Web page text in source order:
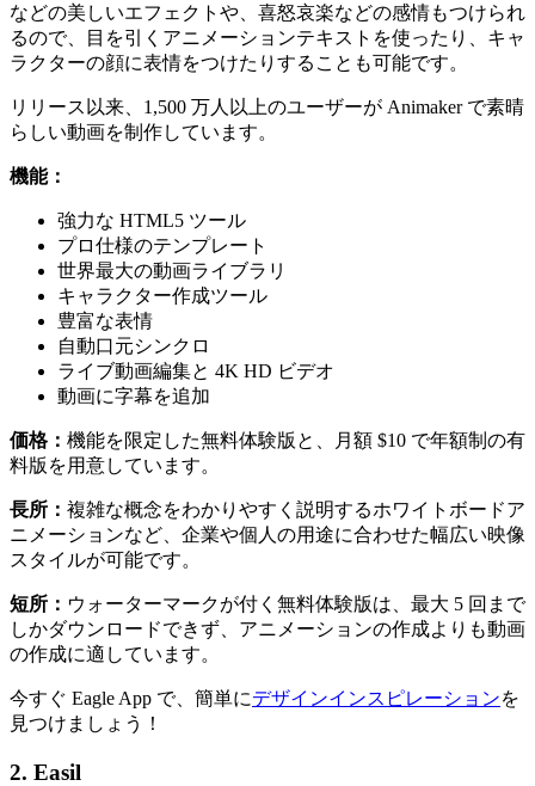
などの美しいエフェクトや、喜怒哀楽などの感情もつけられ
るので、目を引くアニメーションテキストを使ったり、キャ
ラクターの顔に表情をつけたりすることも可能です。
リリース以来、1,500 万人以上のユーザーが Animaker で素晴
らしい動画を制作しています。
機能：
強力な HTML5 ツール
プロ仕様のテンプレート
世界最大の動画ライブラリ
キャラクター作成ツール
豊富な表情
自動口元シンクロ
ライブ動画編集と 4K HD ビデオ
動画に字幕を追加
価格： 機能を限定した無料体験版と、月額 $10 で年額制の有
料版を用意しています。
長所： 複雑な概念をわかりやすく説明するホワイトボードア
ニメーションなど、企業や個人の用途に合わせた幅広い映像
スタイルが可能です。
短所： ウォーターマークが付く無料体験版は、最大 5 回まで
しかダウンロードできず、アニメーションの作成よりも動画
の作成に適しています。
今すぐ Eagle App で、簡単にデザインインスピレーションを
見つけましょう！
2. Easil